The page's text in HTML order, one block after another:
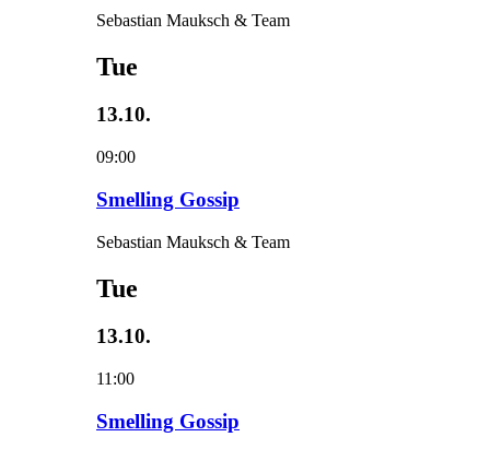
Sebastian Mauksch & Team
Tue
13.10.
09:00
Smelling Gossip
Sebastian Mauksch & Team
Tue
13.10.
11:00
Smelling Gossip